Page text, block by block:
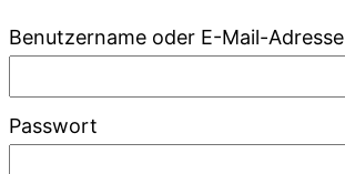
Benutzername oder E-Mail-Adresse
Passwort